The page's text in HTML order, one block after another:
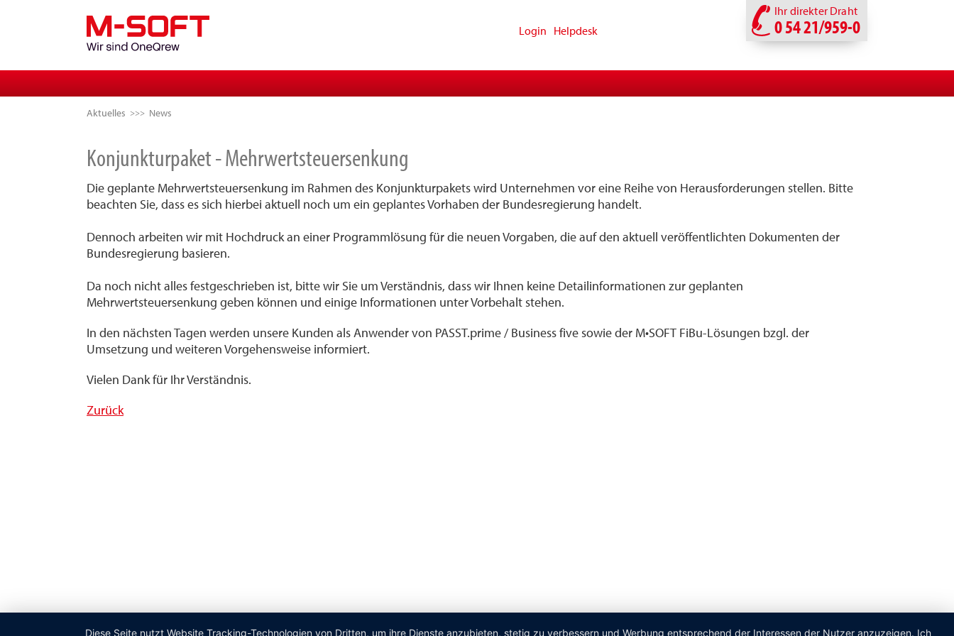
Login Helpdesk
Ihr direkter Draht
0 54 21/959-0
Aktuelles News
Konjunkturpaket - Mehrwertsteuersenkung
Die geplante Mehrwertsteuersenkung im Rahmen des Konjunkturpakets wird Unternehmen vor eine Reihe von Herausforderungen stellen. Bitte
beachten Sie, dass es sich hierbei aktuell noch um ein geplantes Vorhaben der Bundesregierung handelt.
Dennoch arbeiten wir mit Hochdruck an einer Programmlösung für die neuen Vorgaben, die auf den aktuell veröffentlichten Dokumenten der
Bundesregierung basieren.
Da noch nicht alles festgeschrieben ist, bitte wir Sie um Verständnis, dass wir Ihnen keine Detailinformationen zur geplanten
Mehrwertsteuersenkung geben können und einige Informationen unter Vorbehalt stehen.
In den nächsten Tagen werden unsere Kunden als Anwender von PASST.prime / Business five sowie der M•SOFT FiBu-Lösungen bzgl. der
Umsetzung und weiteren Vorgehensweise informiert.
Vielen Dank für Ihr Verständnis.
Zurück
Diese Seite nutzt Website Tracking-Technologien von Dritten, um ihre Dienste anzubieten, stetig zu verbessern und Werbung entsprechend der Interessen der Nutzer anzuzeigen. Ich